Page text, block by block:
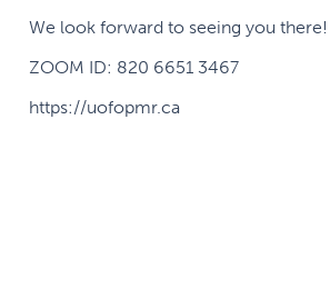
We look forward to seeing you there!
ZOOM ID: 820 6651 3467
https://uofopmr.ca